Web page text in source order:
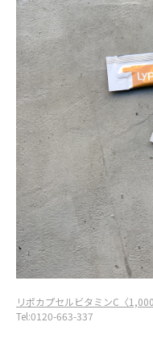
リポカプセルビタミンC〈
Tel:0120-663-337